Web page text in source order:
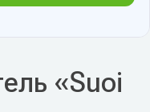
«Suoi